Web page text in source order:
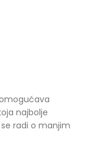
najbolje
radi o manjim